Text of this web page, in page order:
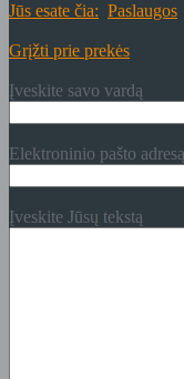
Jūs esate čia: Paslaugos
Grįžti prie prekės
Įveskite savo vardą
Elektroninio pašto adresą
Įveskite Jūsų tekstą